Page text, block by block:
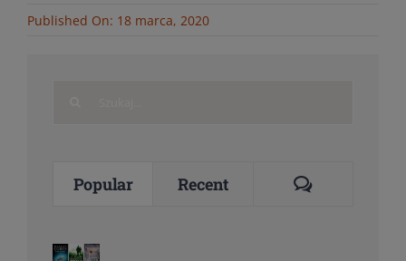
Published On: 18 marca, 2020
Popular Recent Comments